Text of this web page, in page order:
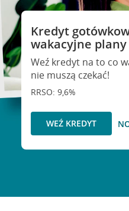
Kredyt
wakacyjne plany
Weź kredyt na to co
nie muszą czekać!
RRSO: 9,6%
WEŹ KREDYT